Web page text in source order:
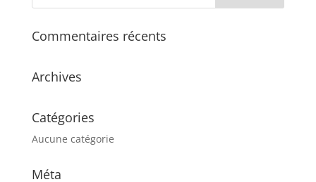
Commentaires récents
Archives
Catégories
Aucune catégorie
Méta